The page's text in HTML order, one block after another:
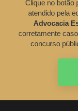
Clique no botão
atendido pela
Advocacia
corretamente
concurso